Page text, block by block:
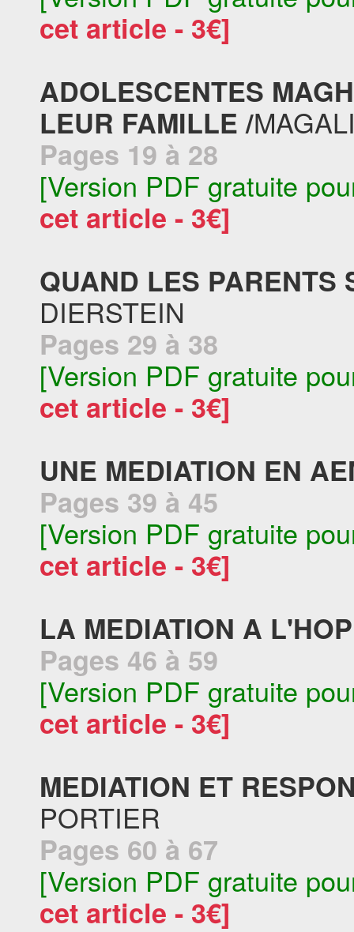
cet article - 3€]
ADOLESCENTES
LEUR FAMILLE /
Pages 19 à 28
[Version PDF gratuite
cet article - 3€]
QUAND LES PARENTS
DIERSTEIN
Pages 29 à 38
[Version PDF gratuite
cet article - 3€]
UNE MEDIATION EN
Pages 39 à 45
[Version PDF gratuite
cet article - 3€]
LA MEDIATION A
Pages 46 à 59
[Version PDF gratuite
cet article - 3€]
MEDIATION ET
PORTIER
Pages 60 à 67
[Version PDF gratuite
cet article - 3€]